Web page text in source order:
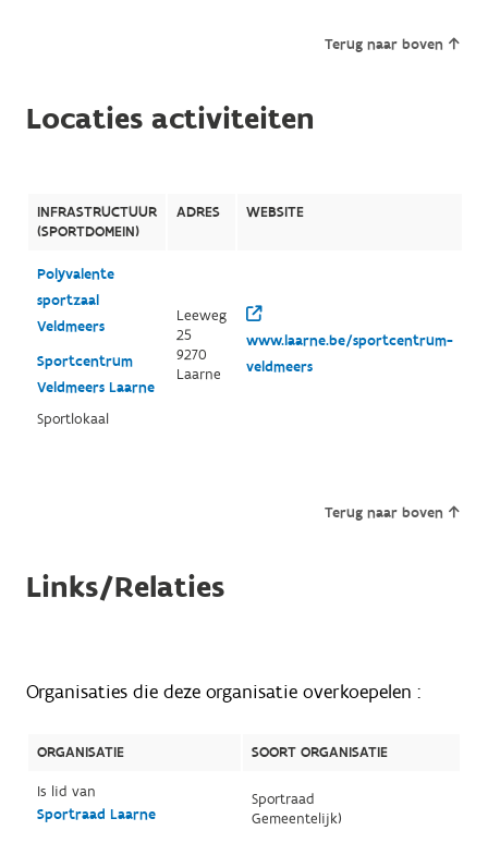
Terug naar boven
Locaties activiteiten
INFRASTRUCTUUR
(SPORTDOMEIN)
ADRES WEBSITE
Polyvalente
sportzaal
Veldmeers
Sportcentrum
Veldmeers Laarne
Sportlokaal
Leeweg
25
9270
Laarne
www.laarne.be/sportcentrum-
veldmeers
Terug naar boven
Links/Relaties
Organisaties die deze organisatie overkoepelen :
ORGANISATIE
SOORT ORGANISATIE
Is lid van
Sportraad Laarne
Sportraad
Gemeentelijk)